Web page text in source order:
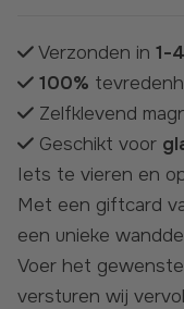
Verzonden in 1-
100%
Zelfklevend
Geschikt voor
Iets te vieren en op zoek naar het perfecte cadeau?
Met een giftcard
een unieke
Voer het
versturen wij